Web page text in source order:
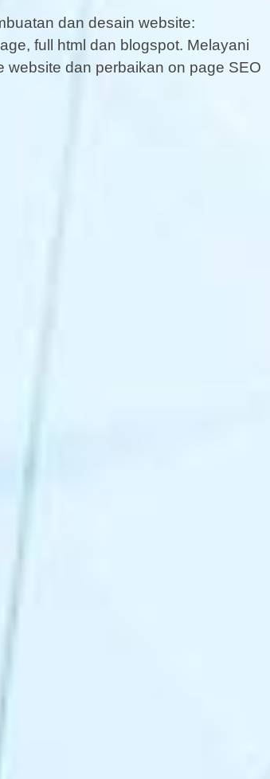
dan desain website:
full html dan blogspot. Melayani
website dan perbaikan on page SEO